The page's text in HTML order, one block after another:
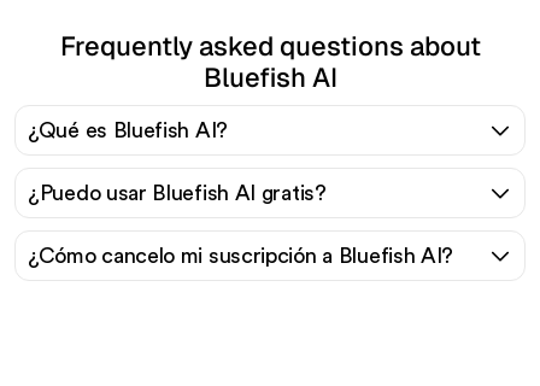
Frequently asked questions about
Bluefish AI
¿Qué es Bluefish AI?
¿Puedo usar Bluefish AI gratis?
¿Cómo cancelo mi suscripción a Bluefish AI?